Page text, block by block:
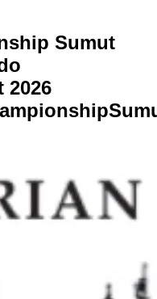
Sumut
2026
ampionshipSum